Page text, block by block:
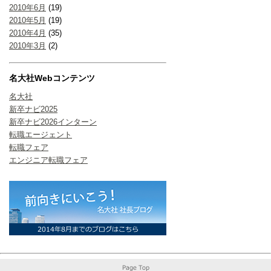
2010年6月 (19)
2010年5月 (19)
2010年4月 (35)
2010年3月 (2)
名大社Webコンテンツ
名大社
新卒ナビ2025
新卒ナビ2026インターン
転職エージェント
転職フェア
エンジニア転職フェア